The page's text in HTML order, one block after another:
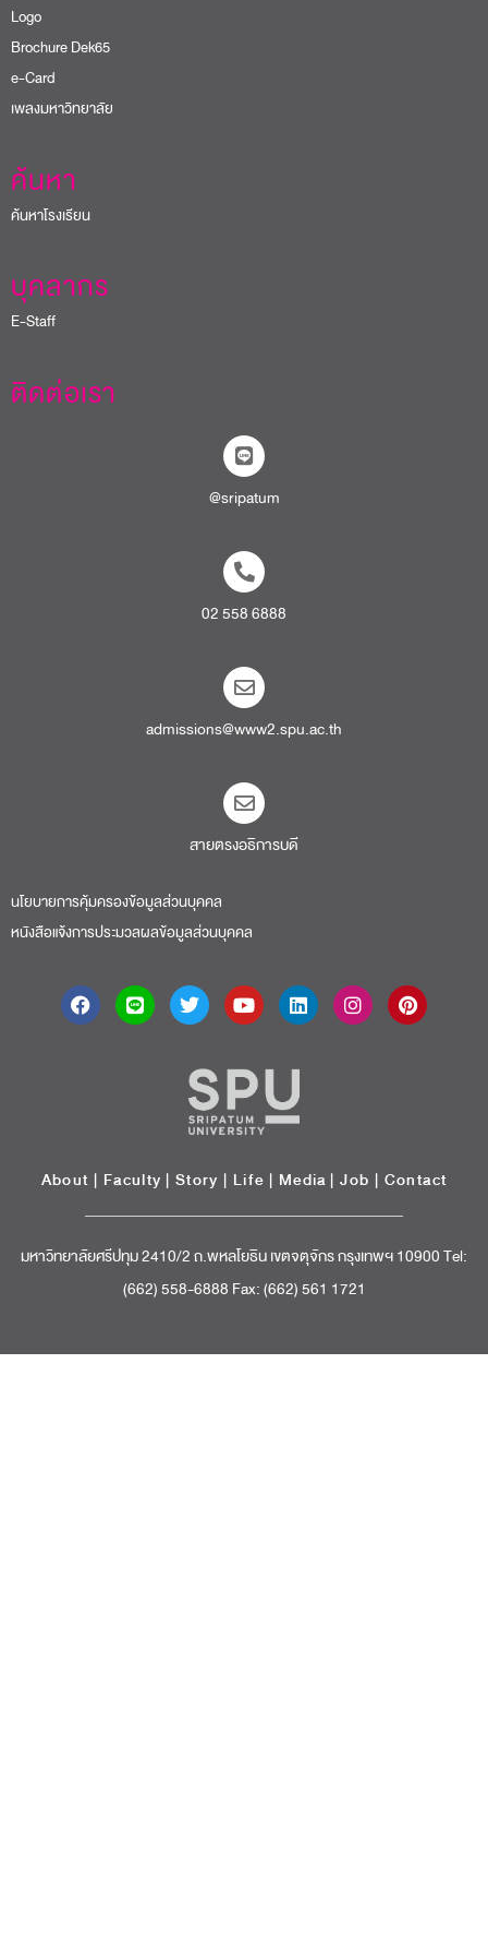
Logo
Brochure Dek65
e-Card
เพลงมหาวิทยาลัย
ค้นหา
ค้นหาโรงเรียน
บุคลากร
E-Staff
ติดต่อเรา
@sripatum
02 558 6888
admissions@www2.spu.ac.th
สายตรงอธิการบดี​
นโยบายการคุ้มครองข้อมูลส่วนบุคคล
หนังสือแจ้งการประมวลผลข้อมูลส่วนบุคคล
About | Faculty | Story | Life | Media |Job | Contact
มหาวิทยาลัยศรีปทุม 2410/2 ถ.พหลโยธิน เขตจตุจักร กรุงเทพฯ 10900 Tel:
(662) 558-6888 Fax: (662) 561 1721